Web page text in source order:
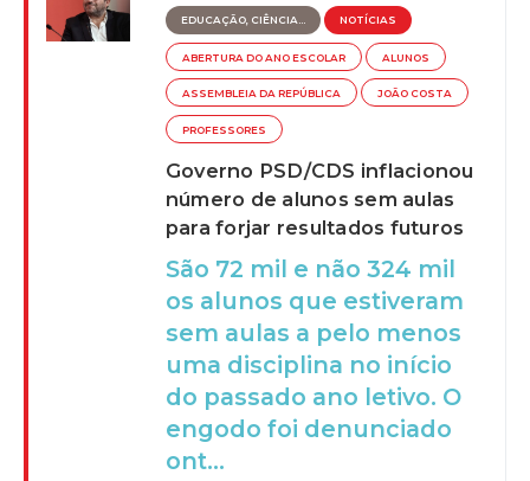
EDUCAÇÃO, CIÊNCIA... NOTÍCIAS
ABERTURA DO ANO ESCOLAR ALUNOS
ASSEMBLEIA DA REPÚBLICA JOÃO COSTA
PROFESSORES
Governo PSD/CDS inflacionou
número de alunos sem aulas
para forjar resultados futuros
São 72 mil e não 324 mil
os alunos que estiveram
sem aulas a pelo menos
uma disciplina no início
do passado ano letivo. O
engodo foi denunciado
ont...